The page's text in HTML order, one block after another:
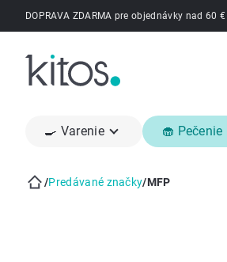
PrejsťDOPRAVA ZDARMA pre objednávky nad 60 €
🍳 Varenie 🧁 Pečenie
/Predávané značky/MFP